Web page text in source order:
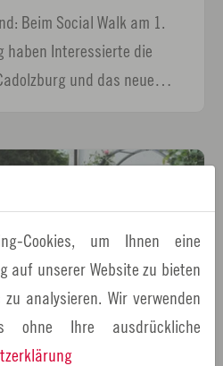
Beim Social Walk am 1.
haben Interessierte die
und das neue…
Cookies, um Ihnen eine
auf unserer Website zu bieten
analysieren. Wir verwenden
ohne Ihre ausdrückliche